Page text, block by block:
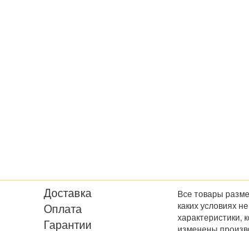
Доставка
Оплата
Гарантии
Все товары
каких условиях
характеристики,
изменены